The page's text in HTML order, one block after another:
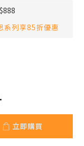
系列享85折優惠
立即購買